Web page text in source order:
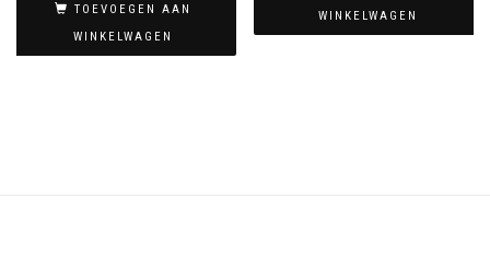
TOEVOEGEN AAN
WINKELWAGEN
WINKELWAGEN